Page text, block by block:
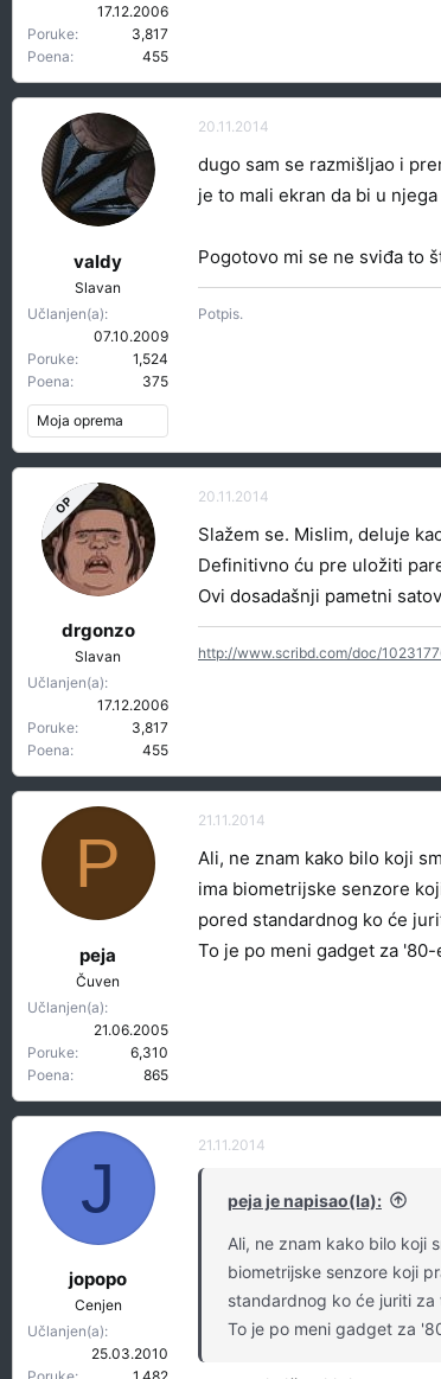
17.12.2006
Poruke
3,817
Poena
455
valdy
Slavan
Učlanjen(a)
07.10.2009
Poruke
1,524
Poena
375
Moja oprema
20.11.2014
dugo sam se razmišljao i
je to mali ekran da bi u
Pogotovo mi se ne sviđa to
Potpis.
OP
drgonzo
Slavan
Učlanjen(a)
17.12.2006
Poruke
3,817
Poena
455
20.11.2014
Slažem se. Mislim, deluje
Definitivno ću pre uložiti
Ovi dosadašnji pametni
http://www.scribd.com/doc/
P
peja
Čuven
Učlanjen(a)
21.06.2005
Poruke
6,310
Poena
865
21.11.2014
Ali, ne znam kako bilo koji
ima biometrijske senzore
pored standardnog ko će
To je po meni gadget za
J
jopopo
Cenjen
Učlanjen(a)
25.03.2010
21.11.2014
peja je napisao(la):
Ali, ne znam kako bilo koji
biometrijske senzore koji
standardnog ko će juriti
To je po meni gadget za